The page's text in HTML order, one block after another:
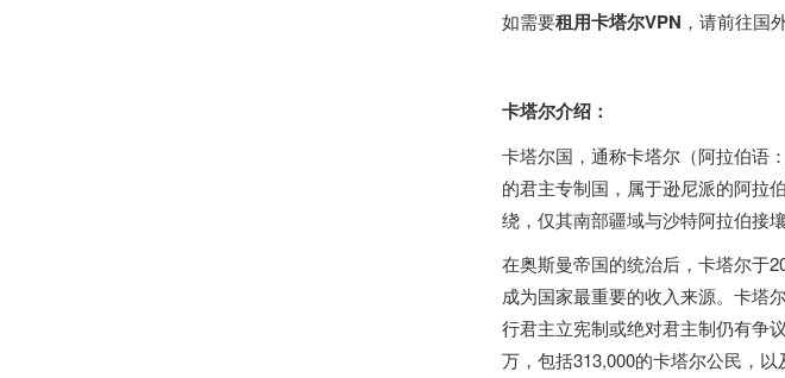
如需要租用卡塔尔VPN ，请前往国
卡塔尔介绍：
卡塔尔国，通称卡塔尔（阿拉伯语：قطر‎；阿拉伯语发音：[ˈqɑtˤɑr]，当地方言的阿拉伯语发音：[ɡitˤar]），是位于西亚
的君主专制国，属于逊尼派的阿拉
绕，仅其南部疆域与沙特阿拉伯接
在奥斯曼帝国的统治后，卡塔尔于
成为国家最重要的收入来源。卡塔
行君主立宪制或绝对君主制仍有争
万，包括313,000的卡塔尔公民，以